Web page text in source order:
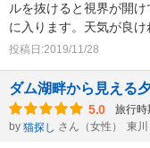
ルを抜けると視界が開
に入ります。天気が良け
投稿日:2019/11/28
ダム湖畔から見える
5.0 旅行時
by 猫探し さん（女性） 東